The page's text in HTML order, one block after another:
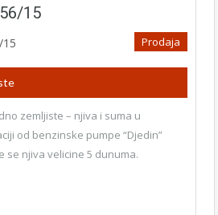
15
Prodaja
zemljiste – njiva i suma u
od benzinske pumpe “Djedin”
se njiva velicine 5 dunuma.